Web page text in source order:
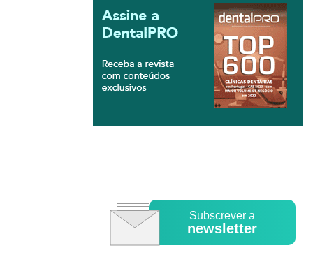
Subscrever a
newsletter